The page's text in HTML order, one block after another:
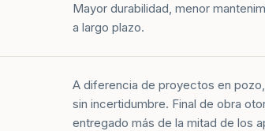
Mayor durabilidad, menor
a largo plazo.
A diferencia de proyectos en
sin incertidumbre. Final de obra
entregado más de la mitad de los